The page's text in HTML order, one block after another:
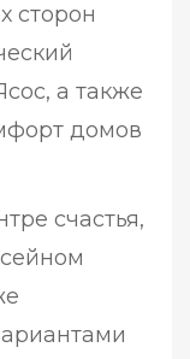
сторон
а также
домов
счастья,